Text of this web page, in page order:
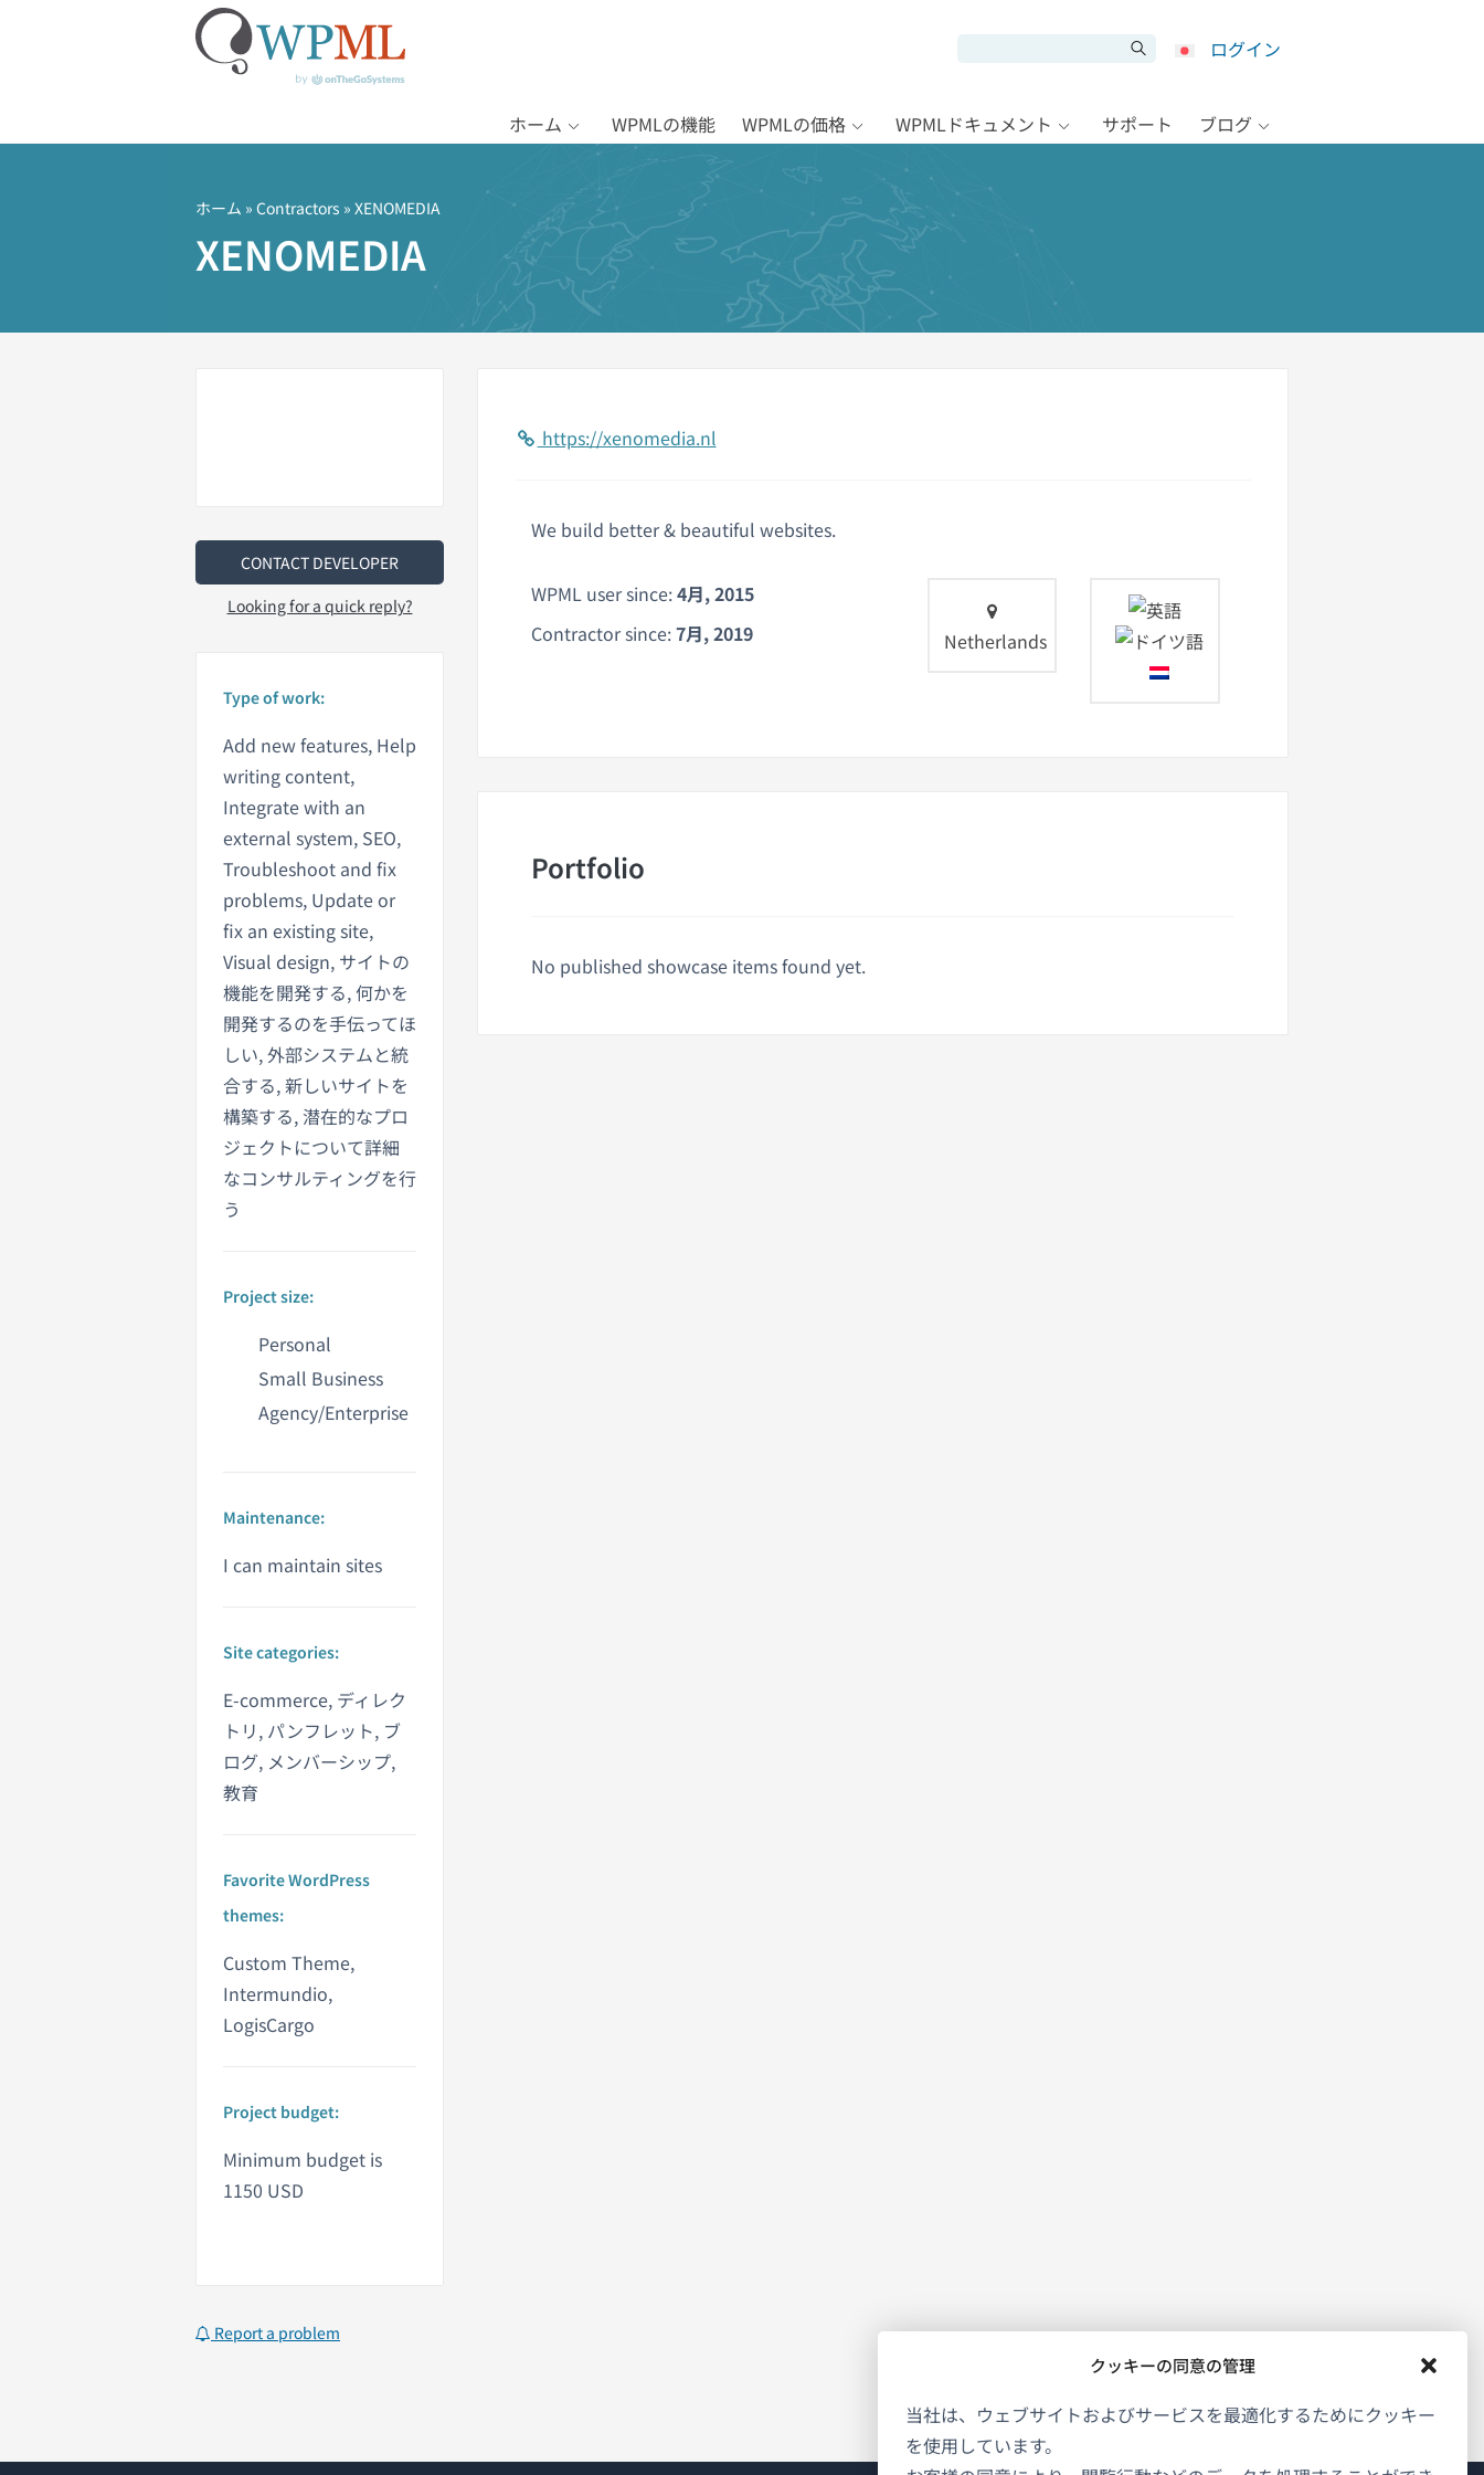
クッキーの同意の管理
当社は、ウェブサイトおよびサービスを最適化するためにクッキー
を使用しています。
キ
ログイン
ホーム WPMLの機能 WPMLの価格 WPMLドキュメント サポート ブログ
ホーム » Contractors » XENOMEDIA
XENOMEDIA
CONTACT DEVELOPER
Looking for a quick reply?
Type of work:
Add new features, Help
writing content,
Integrate with an
external system, SEO,
Troubleshoot and fix
problems, Update or
fix an existing site,
Visual design, サイトの
機能を開発する, 何かを
開発するのを手伝ってほ
しい, 外部システムと統
合する, 新しいサイトを
構築する, 潜在的なプロ
ジェクトについて詳細
なコンサルティングを行
う
Project size:
Personal
Small Business
Agency/Enterprise
Maintenance:
I can maintain sites
Site categories:
E-commerce, ディレク
トリ, パンフレット, ブ
ログ, メンバーシップ,
教育
Favorite WordPress
themes:
Custom Theme,
Intermundio,
LogisCargo
Project budget:
Minimum budget is
1150 USD
Report a problem
https://xenomedia.nl
We build better & beautiful websites.
WPML user since:4月, 2015
Contractor since:7月, 2019 Netherlands
Portfolio
No published showcase items found yet.